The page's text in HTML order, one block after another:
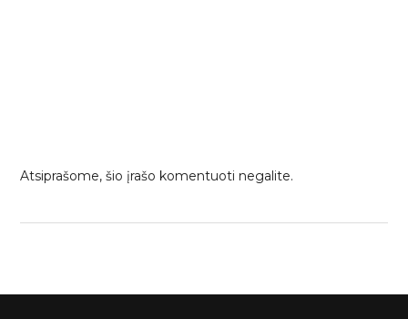
Atsiprašome, šio įrašo komentuoti negalite.